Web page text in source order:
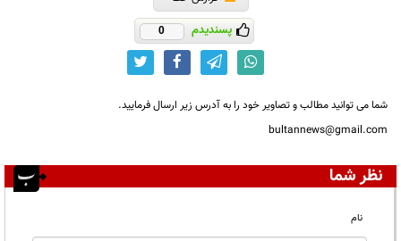
پسندیدم 0
شما می توانید مطالب و تصاویر خود را به آدرس زیر ارسال فرمایید.
bultannews@gmail.com
نظر شما
نام